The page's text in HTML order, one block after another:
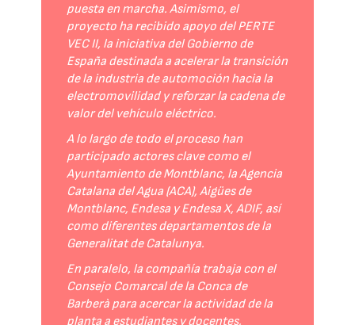
puesta en marcha. Asimismo, el
proyecto ha recibido apoyo del PERTE
VEC II, la iniciativa del Gobierno de
España destinada a acelerar la transición
de la industria de automoción hacia la
electromovilidad y reforzar la cadena de
valor del vehículo eléctrico.
A lo largo de todo el proceso han
participado actores clave como el
Ayuntamiento de Montblanc, la Agencia
Catalana del Agua (ACA), Aigües de
Montblanc, Endesa y Endesa X, ADIF, así
como diferentes departamentos de la
Generalitat de Catalunya.
En paralelo, la compañía trabaja con el
Consejo Comarcal de la Conca de
Barberà para acercar la actividad de la
planta a estudiantes y docentes,